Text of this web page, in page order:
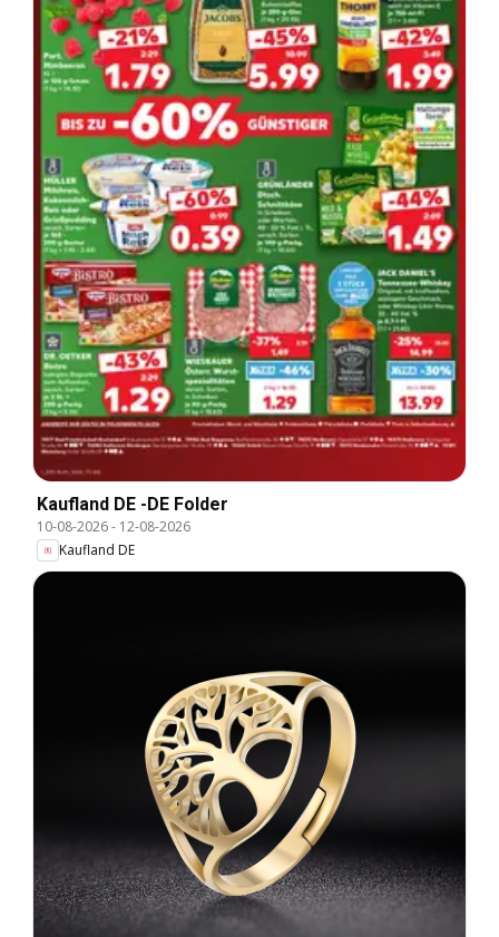
Kaufland DE -DE Folder
10-08-2026- 12-08-2026
Kaufland DE